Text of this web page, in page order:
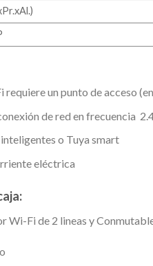
requiere un punto de acceso
de red en frecuencia
o Tuya smart
eléctrica
Wi-Fi de 2 lineas y